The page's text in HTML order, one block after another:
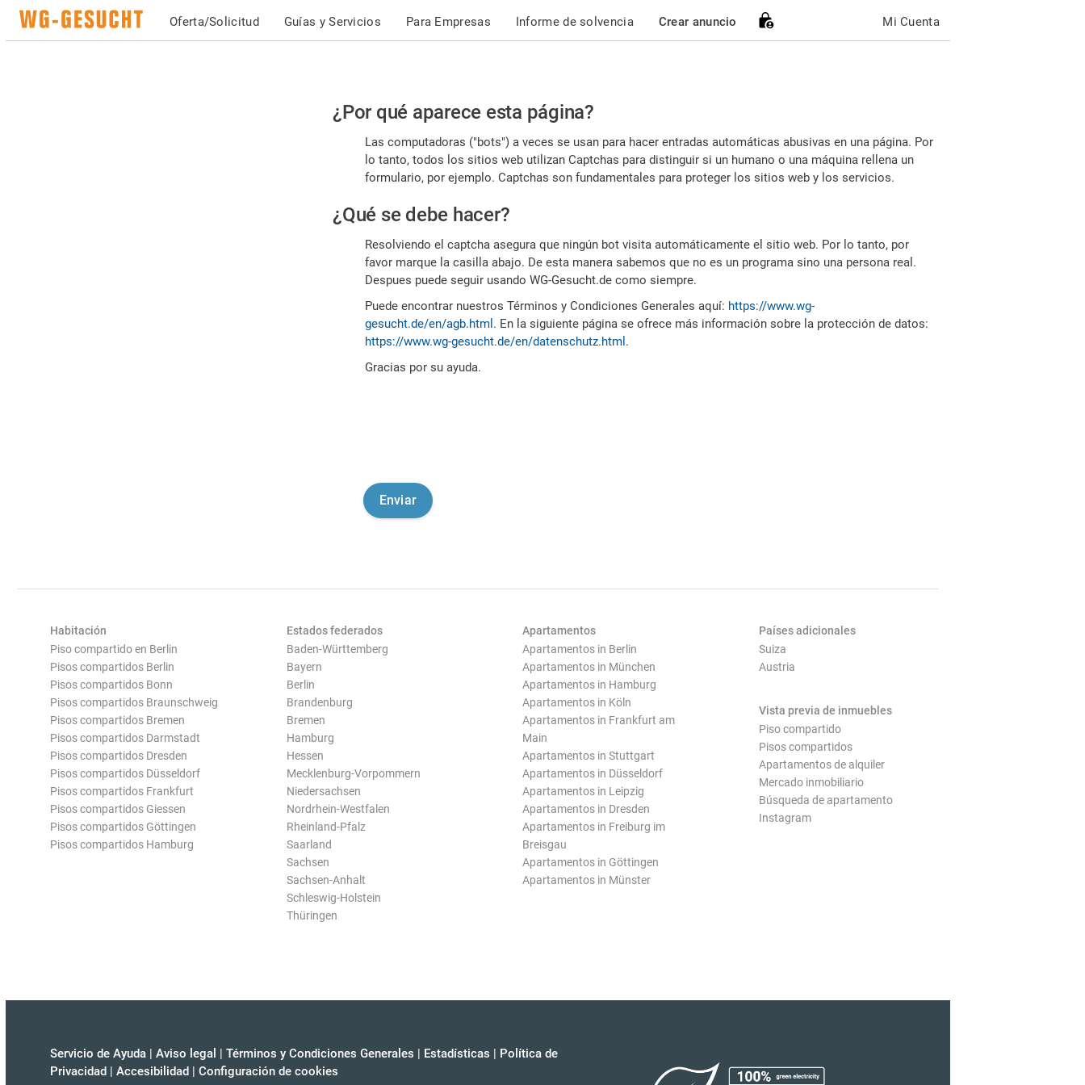
Oferta/Solicitud Guías y Servicios Para Empresas Informe de solvencia Crear anuncio Mi Cuenta
Por
favor,
confirme
es
humano
¿Por qué aparece esta página?
Las computadoras ("bots") a veces se usan para hacer entradas automáticas abusivas en una página. Por
lo tanto, todos los sitios web utilizan Captchas para distinguir si un humano o una máquina rellena un
formulario, por ejemplo. Captchas son fundamentales para proteger los sitios web y los servicios.
¿Qué se debe hacer?
Resolviendo el captcha asegura que ningún bot visita automáticamente el sitio web. Por lo tanto, por
favor marque la casilla abajo. De esta manera sabemos que no es un programa sino una persona real.
Despues puede seguir usando WG-Gesucht.de como siempre.
Puede encontrar nuestros Términos y Condiciones Generales aquí: https://www.wg-
gesucht.de/en/agb.html . En la siguiente página se ofrece más información sobre la protección de datos:
https://www.wg-gesucht.de/en/datenschutz.html .
Gracias por su ayuda.
Habitación
Piso compartido en Berlin
Pisos compartidos Berlin
Pisos compartidos Bonn
Pisos compartidos Braunschweig
Pisos compartidos Bremen
Pisos compartidos Darmstadt
Pisos compartidos Dresden
Pisos compartidos Düsseldorf
Pisos compartidos Frankfurt
Pisos compartidos Giessen
Pisos compartidos Göttingen
Pisos compartidos Hamburg
Estados federados
Baden-Württemberg
Bayern
Berlin
Brandenburg
Bremen
Hamburg
Hessen
Mecklenburg-Vorpommern
Niedersachsen
Nordrhein-Westfalen
Rheinland-Pfalz
Saarland
Sachsen
Sachsen-Anhalt
Schleswig-Holstein
Thüringen
Apartamentos
Apartamentos in Berlin
Apartamentos in München
Apartamentos in Hamburg
Apartamentos in Köln
Apartamentos in Frankfurt am
Main
Apartamentos in Stuttgart
Apartamentos in Düsseldorf
Apartamentos in Leipzig
Apartamentos in Dresden
Apartamentos in Freiburg im
Breisgau
Apartamentos in Göttingen
Apartamentos in Münster
Países adicionales
Suiza
Austria
Vista previa de inmuebles
Piso compartido
Pisos compartidos
Apartamentos de alquiler
Mercado inmobiliario
Búsqueda de apartamento
Instagram
Servicio de Ayuda | Aviso legal | Términos y Condiciones Generales | Estadísticas | Política de
Privacidad | Accesibilidad | Configuración de cookies